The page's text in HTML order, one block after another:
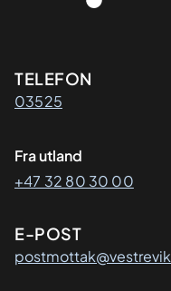
TELEFON
03525
Fra utland
+47 32 80 30 00
E-POST